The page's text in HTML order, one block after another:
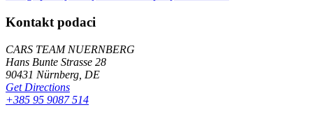
Kontakt podaci
CARS TEAM NUERNBERG
Hans Bunte Strasse 28
90431 Nürnberg, DE
Get Directions
+385 95 9087 514